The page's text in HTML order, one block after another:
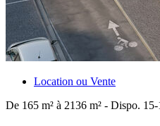
Location ou Vente
De 165 m² à 2136 m² - Dispo. 15-